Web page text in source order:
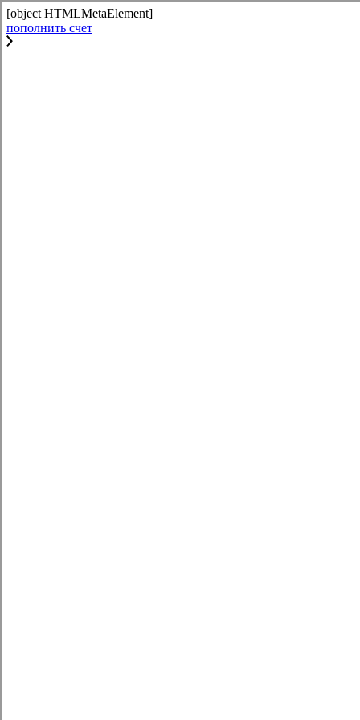
[object HTMLMetaElement]
пополнить счет